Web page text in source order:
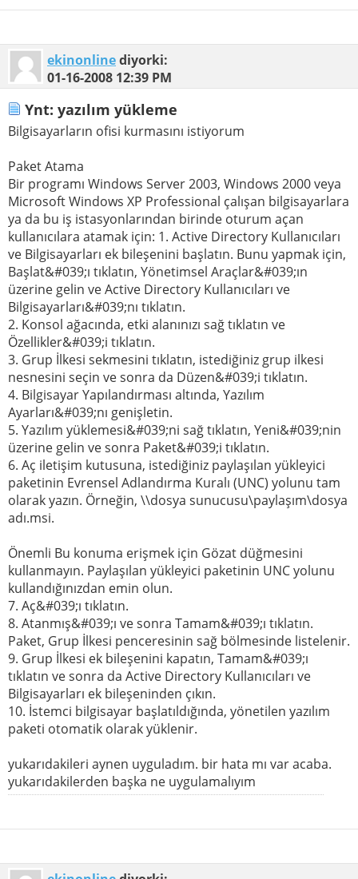
ekinonlinediyorki:
01-16-2008 12:39 PM
Ynt: yazılım yükleme
Bilgisayarların ofisi kurmasını istiyorum
Paket Atama
Bir programı Windows Server 2003, Windows 2000 veya
Microsoft Windows XP Professional çalışan bilgisayarlara
ya da bu iş istasyonlarından birinde oturum açan
kullanıcılara atamak için: 1. Active Directory Kullanıcıları
ve Bilgisayarları ek bileşenini başlatın. Bunu yapmak için,
Başlat&#039;ı tıklatın, Yönetimsel Araçlar&#039;ın
üzerine gelin ve Active Directory Kullanıcıları ve
Bilgisayarları&#039;nı tıklatın.
2. Konsol ağacında, etki alanınızı sağ tıklatın ve
Özellikler&#039;i tıklatın.
3. Grup İlkesi sekmesini tıklatın, istediğiniz grup ilkesi
nesnesini seçin ve sonra da Düzen&#039;i tıklatın.
4. Bilgisayar Yapılandırması altında, Yazılım
Ayarları&#039;nı genişletin.
5. Yazılım yüklemesi&#039;ni sağ tıklatın, Yeni&#039;nin
üzerine gelin ve sonra Paket&#039;i tıklatın.
6. Aç iletişim kutusuna, istediğiniz paylaşılan yükleyici
paketinin Evrensel Adlandırma Kuralı (UNC) yolunu tam
olarak yazın. Örneğin, \\dosya sunucusu\paylaşım\dosya
adı.msi.
Önemli Bu konuma erişmek için Gözat düğmesini
kullanmayın. Paylaşılan yükleyici paketinin UNC yolunu
kullandığınızdan emin olun.
7. Aç&#039;ı tıklatın.
8. Atanmış&#039;ı ve sonra Tamam&#039;ı tıklatın.
Paket, Grup İlkesi penceresinin sağ bölmesinde listelenir.
9. Grup İlkesi ek bileşenini kapatın, Tamam&#039;ı
tıklatın ve sonra da Active Directory Kullanıcıları ve
Bilgisayarları ek bileşeninden çıkın.
10. İstemci bilgisayar başlatıldığında, yönetilen yazılım
paketi otomatik olarak yüklenir.
yukarıdakileri aynen uyguladım. bir hata mı var acaba.
yukarıdakilerden başka ne uygulamalıyım